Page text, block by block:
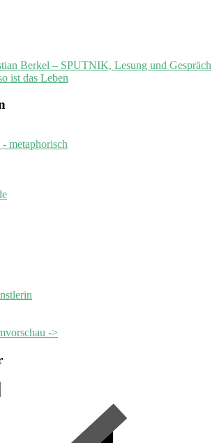
Berkel – SPUTNIK, Lesung und Gespräch
ist das Leben
metaphorisch
->